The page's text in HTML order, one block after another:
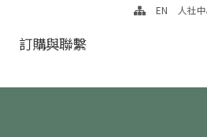
訂購與聯繫
EN 人社